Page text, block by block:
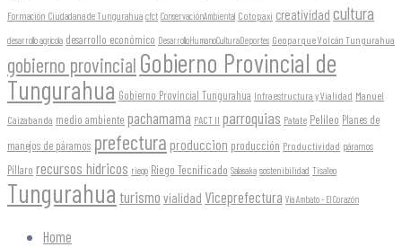
Formación Ciudadana de Tungurahua cfct ConservaciónAmbiental Cotopaxi creatividad cultura
desarrollo agrícola desarrollo económico DesarrolloHumanoCulturaDeportes Geoparque Volcán Tungurahua
gobierno provincial Gobierno Provincial de
Tungurahua Gobierno Provincial Tungurahua Infraestructura y Vialidad Manuel
Caizabanda medio ambiente pachamama PACT II parroquias Patate Pelileo Planes de
manejos de páramos prefectura produccion producción Productividad páramos
Píllaro recursos hídricos riego Riego Tecnificado Salasaka sostenibilidad Tisaleo
Tungurahua turismo vialidad Viceprefectura Vía Ambato - El Corazón
Home